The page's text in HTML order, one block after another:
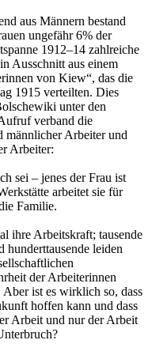
aus Männern bestand
ungefähr 6% der
1912–14 zahlreiche
Ausschnitt aus einem
von Kiew“, das die
1915 verteilten. Dies
unter den
verband die
männlicher Arbeiter und
Arbeiter:
sei – jenes der Frau ist
arbeitet sie für
Familie.
ihre Arbeitskraft; tausende
hunderttausende leiden
der Arbeiterinnen
ist es wirklich so, dass
hoffen kann und dass
Arbeit und nur der Arbeit